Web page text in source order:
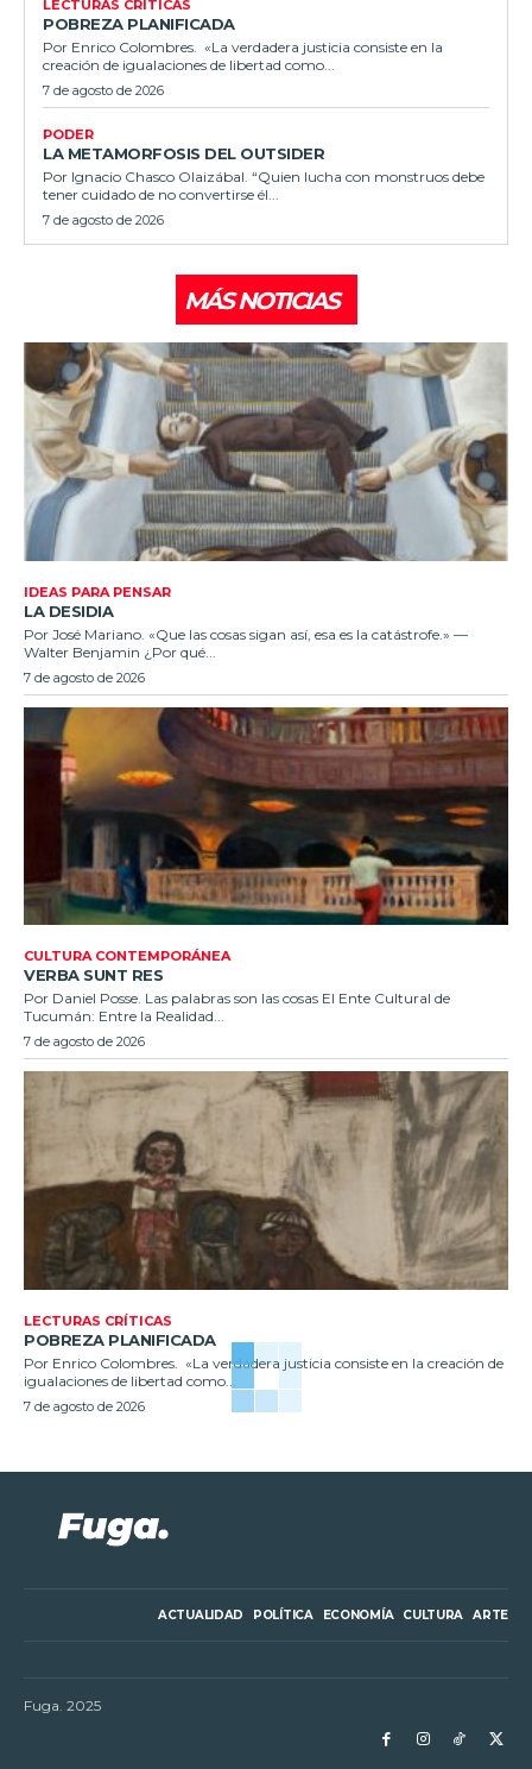
LECTURAS CRÍTICAS
POBREZA PLANIFICADA
Por Enrico Colombres. «La verdadera justicia consiste en la
creación de igualaciones de libertad como...
7 de agosto de 2026
PODER
LA METAMORFOSIS DEL OUTSIDER
Por Ignacio Chasco Olaizábal. “Quien lucha con monstruos debe
tener cuidado de no convertirse él...
7 de agosto de 2026
MÁS NOTICIAS
IDEAS PARA PENSAR
LA DESIDIA
Por José Mariano. «Que las cosas sigan así, esa es la catástrofe.» —
Walter Benjamin ¿Por qué...
7 de agosto de 2026
CULTURA CONTEMPORÁNEA
VERBA SUNT RES
Por Daniel Posse. Las palabras son las cosas El Ente Cultural de
Tucumán: Entre la Realidad...
7 de agosto de 2026
LECTURAS CRÍTICAS
POBREZA PLANIFICADA
Por Enrico Colombres. «La verdadera justicia consiste en la creación de
igualaciones de libertad como...
7 de agosto de 2026
ACTUALIDAD POLÍTICA ECONOMÍA CULTURA ARTE
Fuga. 2025